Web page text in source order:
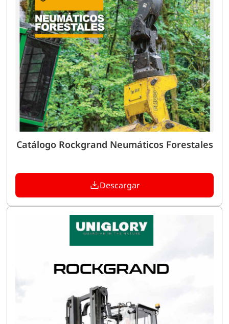
Catálogo Rockgrand Neumáticos Forestales
Descargar